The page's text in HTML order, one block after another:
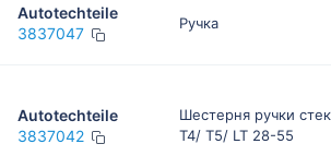
Autotechteile
3837047
Ручка
Autotechteile
3837042
Шестерня ручки
T4/ T5/ LT 28-55